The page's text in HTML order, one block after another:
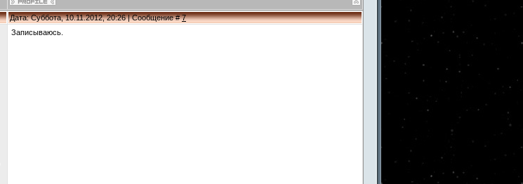
Дата: Суббота, 10.11.2012, 20:26 | Сообщение #7
Записываюсь.